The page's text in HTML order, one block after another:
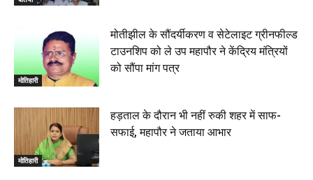
रक्सौल : सुरक्षा जॉंच को सोना-चांदी दुकानों का एसडीपीओ और
थानाध्यक्ष ने किया निरीक्षण, 19 June 2026
00:58
बेतिया में सगे भाई ने मां के साथ मिलकर की भाई की हत्या, शव
जलाया, दोनों गिरफ्तार, 14 June 2026
मोतिहारी। NDA सरकार, 12 साल विश्वास के, मीडिया संवाद में
सांसद रधामोहन सिंह, 13 June 2026
02:19
मोतिहारी
मोतीझील के सौंदर्यीकरण व सेटेलाइट ग्रीनफील्ड
टाउनशिप को ले उप महापौर ने केंद्रिय मंत्रियों
को सौंपा मांग पत्र
मोतिहारी
हड़ताल के दौरान भी नहीं रुकी शहर में साफ-
सफाई, महापौर ने जताया आभार